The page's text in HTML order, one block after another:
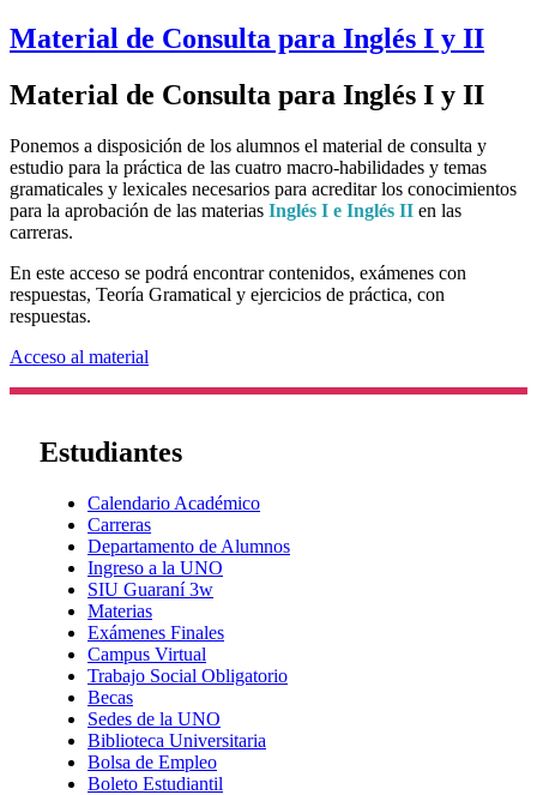
Material de Consulta para Inglés I y II
Material de Consulta para Inglés I y II
Ponemos a disposición de los alumnos el material de consulta y
estudio para la práctica de las cuatro macro-habilidades y temas
gramaticales y lexicales necesarios para acreditar los conocimientos
para la aprobación de las materias Inglés I e Inglés II en las
carreras.
En este acceso se podrá encontrar contenidos, exámenes con
respuestas, Teoría Gramatical y ejercicios de práctica, con
respuestas.
Acceso al material
Estudiantes
Calendario Académico
Carreras
Departamento de Alumnos
Ingreso a la UNO
SIU Guaraní 3w
Materias
Exámenes Finales
Campus Virtual
Trabajo Social Obligatorio
Becas
Sedes de la UNO
Biblioteca Universitaria
Bolsa de Empleo
Boleto Estudiantil